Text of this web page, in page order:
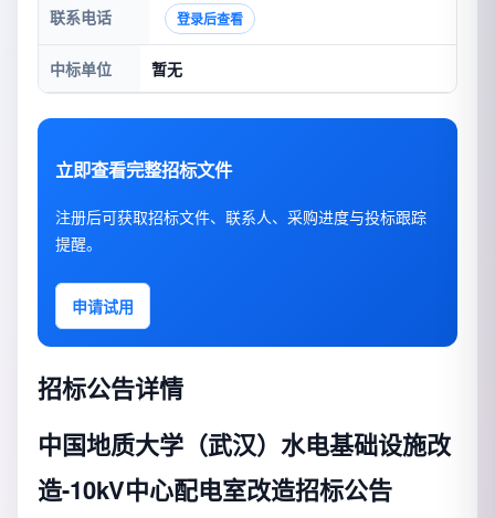
联系电话 登录后查看
中标单位 暂无
立即查看完整招标文件
注册后可获取招标文件、联系人、采购进度与投标跟踪
提醒。
申请试用
招标公告详情
中国地质大学（武汉）水电基础设施改
造-10kV中心配电室改造招标公告